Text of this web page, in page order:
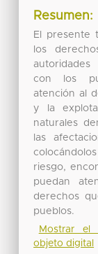
Resumen:
El presente
los
con los
atención al
y la
naturales
las
riesgo,
puedan
derechos
pueblos.
Mostrar el
objeto digital